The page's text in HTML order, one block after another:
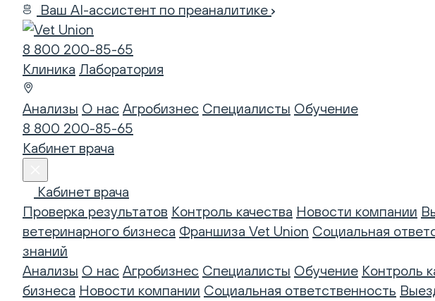
Ваш AI-ассистент по преаналитике
8 800 200-85-65
Клиника Лаборатория
Анализы О нас Агробизнес Специалисты Обучение
8 800 200-85-65
Кабинет врача
Кабинет врача
Проверка результатов Контроль качества Новости компании
ветеринарного бизнеса Франшиза Vet Union Социальная
знаний
Анализы О нас Агробизнес Специалисты Обучение Контроль
бизнеса Новости компании Социальная ответственность